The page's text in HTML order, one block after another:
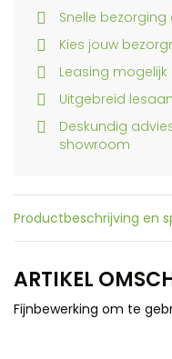
Snelle bezorging
Kies jouw
Leasing
Uitgebreid
Deskundig
showroom
Productbeschrijving en
ARTIKEL
Fijnbewerking om te